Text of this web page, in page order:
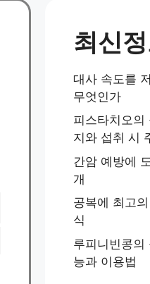
최신
대사 속도를
무엇인가
피스타치오의
지와 섭취 시
간암 예방에
개
공복에 최고
식
루피니빈콩의
능과 이용법